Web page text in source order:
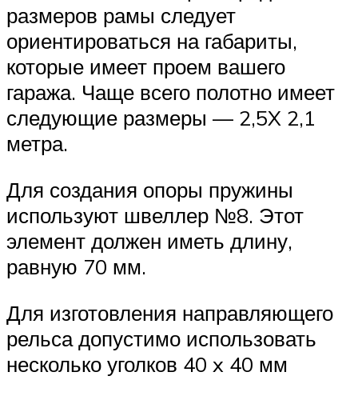
размеров рамы следует
ориентироваться на габариты,
которые имеет проем вашего
гаража. Чаще всего полотно имеет
следующие размеры — 2,5X 2,1
метра.
Для создания опоры пружины
используют швеллер №8. Этот
элемент должен иметь длину,
равную 70 мм.
Для изготовления направляющего
рельса допустимо использовать
несколько уголков 40 x 40 мм